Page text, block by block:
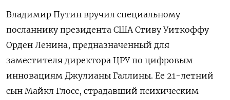
Владимир Путин вручил специальному
посланнику президента США Стиву Уиткоффу
Орден Ленина, предназначенный для
заместителя директора ЦРУ по цифровым
инновациям Джулианы Галлины. Ее 21-летний
сын Майкл Глосс, страдавший психическим